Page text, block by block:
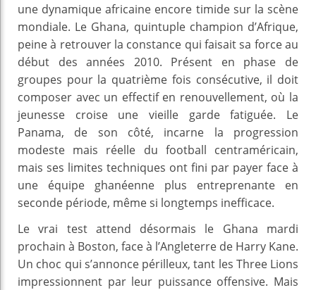
une dynamique africaine encore timide sur la scène
mondiale. Le Ghana, quintuple champion d’Afrique,
peine à retrouver la constance qui faisait sa force au
début des années 2010. Présent en phase de
groupes pour la quatrième fois consécutive, il doit
composer avec un effectif en renouvellement, où la
jeunesse croise une vieille garde fatiguée. Le
Panama, de son côté, incarne la progression
modeste mais réelle du football centraméricain,
mais ses limites techniques ont fini par payer face à
une équipe ghanéenne plus entreprenante en
seconde période, même si longtemps inefficace.
Le vrai test attend désormais le Ghana mardi
prochain à Boston, face à l’Angleterre de Harry Kane.
Un choc qui s’annonce périlleux, tant les Three Lions
impressionnent par leur puissance offensive. Mais